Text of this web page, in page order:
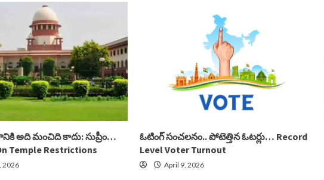
అది మంచిది కాదు: సుప్రీం…
Temple Restrictions
2026
ఓటింగ్ సంచలనం.. పోటెత్తిన ఓటర్లు… Record
Level Voter Turnout
April 9, 2026